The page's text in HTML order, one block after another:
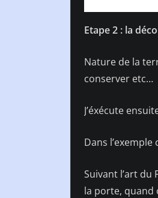
Etape 2 : la
Nature de la
conserver etc…
J’éxécute
Dans
Suivant l’art
la porte, quand